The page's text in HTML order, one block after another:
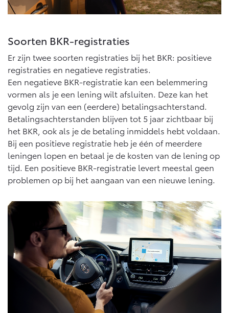
Vanaf € 39.995,-
HYBRIDE
Vanaf € 36.495,-
Toyota C-HR+
BATTERIJ-ELEKTRISCH
Vanaf € 37.995,-
RAV4
PLUG-IN HYBRIDE
Vanaf € 49.995,-
bZ4X
BATTERIJ-ELEKTRISCH
bZ4X Touring
BATTERIJ-ELEKTRISCH
10 jaar batterijgarantie
Toyota fabrieksgarantie
Onderdelen & Accessoires
Onderdelen
Accessoires
Banden
Connected
Connected Services
MyToyota login
MyToyota App
Abonnementen
Multimedia
Connected check
Navigatie updates
Energie en slim laden
Verzekeren
Toyota Autoverzekering
Toyota Hybride Autoverzekering
Bedrijfswagens
Bedrijfswagens op maat
Financieren of leasen
Verzekeren
Soorten BKR-registraties
Er zijn twee soorten registraties bij het BKR: positieve
registraties en negatieve registraties.
Een negatieve BKR-registratie kan een belemmering
vormen als je een lening wilt afsluiten. Deze kan het
gevolg zijn van een (eerdere) betalingsachterstand.
Betalingsachterstanden blijven tot 5 jaar zichtbaar bij
het BKR, ook als je de betaling inmiddels hebt voldaan.
Bij een positieve registratie heb je één of meerdere
leningen lopen en betaal je de kosten van de lening op
tijd. Een positieve BKR-registratie levert meestal geen
problemen op bij het aangaan van een nieuwe lening.